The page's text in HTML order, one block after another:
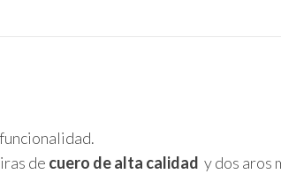
de cuero de alta calidad y dos aros